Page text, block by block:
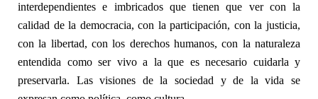
interdependientes e imbricados que tienen que ver con la
calidad de la democracia, con la participación, con la justicia,
con la libertad, con los derechos humanos, con la naturaleza
entendida como ser vivo a la que es necesario cuidarla y
preservarla. Las visiones de la sociedad y de la vida se